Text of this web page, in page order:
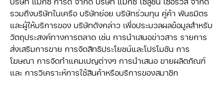
รวมถึงบริษัทในเครือ บริษัทย่อย บริษัทร่วมทุน คู่ค้า พันธมิตร
และผู้ให้บริการของ บริษัทดังกล่าว เพื่อประมวลผลข้อมูลสำหรับ
วัตถุประสงค์ทางการตลาด เช่น การนำเสนอข่าวสาร รายการ
ส่งเสริมการขาย การจัดสิทธิประโยชน์และโปรโมชัน การ
โฆษณา การจัดทำแคมเปญต่างๆ การนำเสนอ ขายผลิตภัณฑ์
และ การวิเคราะห์การใช้สินค้าหรือบริการของสมาชิก